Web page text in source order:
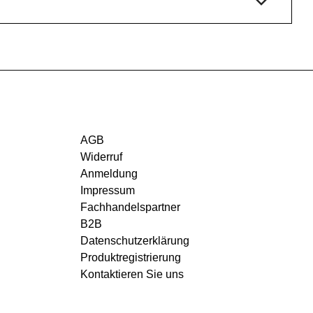
AGB
Widerruf
Anmeldung
Impressum
Fachhandelspartner
B2B
Datenschutzerklärung
Produktregistrierung
Kontaktieren Sie uns